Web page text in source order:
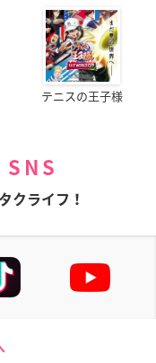
テニスの王子様
クライフ！